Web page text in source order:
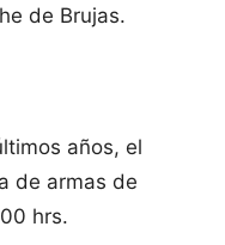
de Brujas.
años, el
de armas de
hrs.